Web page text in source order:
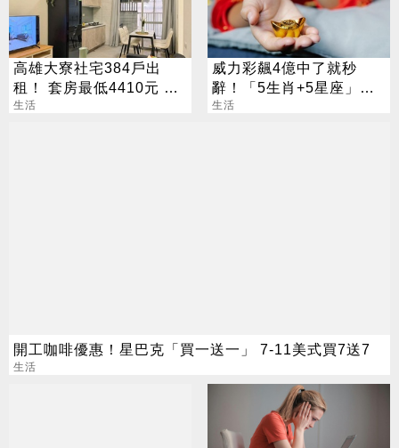
高雄大寮社宅384戶出
租！ 套房最低4410元 這
日起開放申請
生活
威力彩飆4億中了就秒
辭！「5生肖+5星座」財
運噴發別錯過
生活
開工咖啡優惠！星巴克「買一送一」 7-11美式買7送7
生活